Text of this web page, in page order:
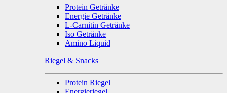
Protein Getränke
Energie Getränke
L-Carnitin Getränke
Iso Getränke
Amino Liquid
Riegel & Snacks
Protein Riegel